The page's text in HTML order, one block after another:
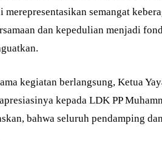
semangat
dan kepedulian menjadi
kegiatan berlangsung, Ketua
kepada LDK PP
bahwa seluruh pendamping